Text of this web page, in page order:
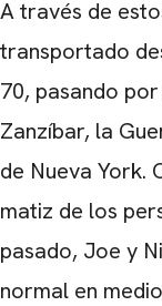
A través de
transportado
70, pasando
Zanzíbar, la
de Nueva York.
matiz de los
pasado, Joe y
normal en